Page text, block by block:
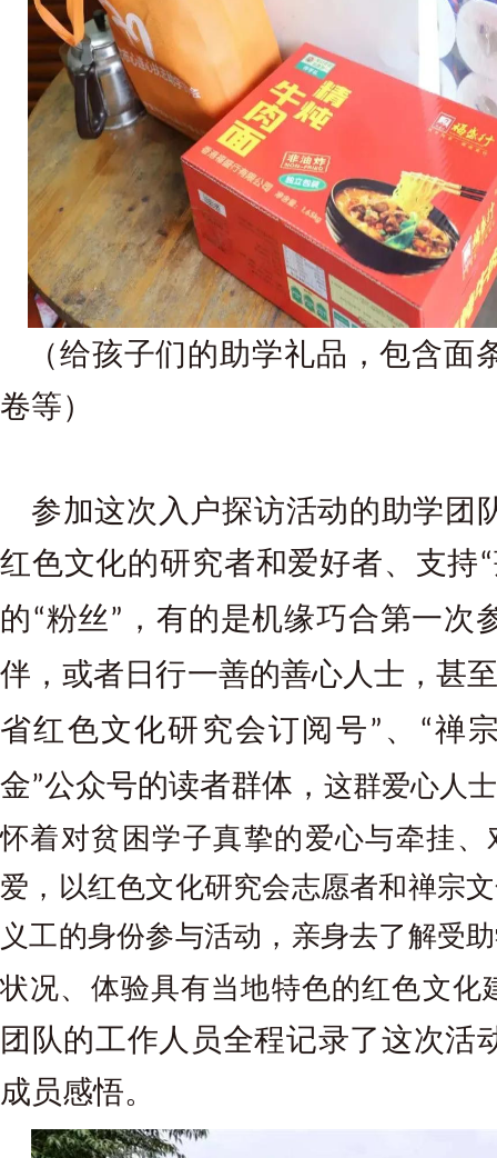
（给孩子们的助学礼品，包含面
卷等）
参加这次入户探访活动的助学团
红色文化的研究者和爱好者、支持“
的“粉丝” ，有的是机缘巧合第一次
伴，或者日行一善的善心人士，甚
省红色文化研究会订阅号” 、 “禅
金”公众号的读者群体， 这群爱心人
怀着对贫困学子真挚的爱心与牵挂、
爱，以红色文化研究会志愿者和禅宗
义工的身份参与活动，亲身去了解受
状况、体验具有当地特色的红色文化
团队的工作人员全程记录了这次活
成员感悟。